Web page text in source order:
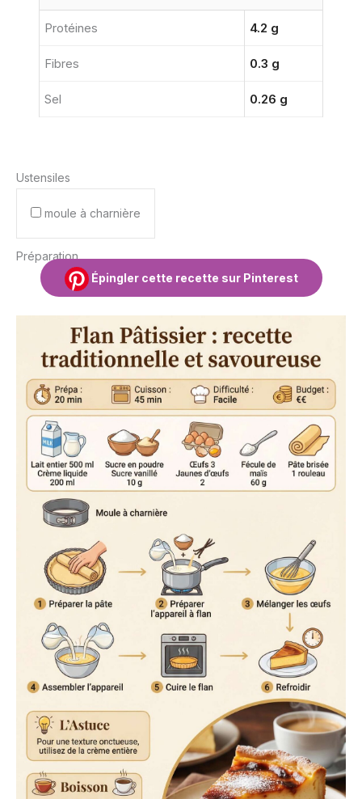
Protéines 4.2 g
Fibres 0.3 g
Sel 0.26 g
Ustensiles
moule à charnière
Préparation
Épingler cette recette sur Pinterest